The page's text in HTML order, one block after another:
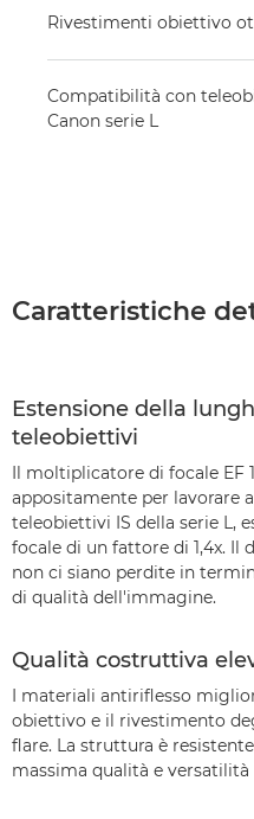
Rivestimenti obiettivo
Compatibilità con
Canon serie L
Caratteristiche
Estensione della
teleobiettivi
Il moltiplicatore di focale EF
appositamente per lavorare
teleobiettivi IS della serie L,
focale di un fattore di 1,4x. Il
non ci siano perdite in
di qualità dell'immagine.
Qualità costruttiva
I materiali antiriflesso
obiettivo e il rivestimento
flare. La struttura è
massima qualità e versatilità